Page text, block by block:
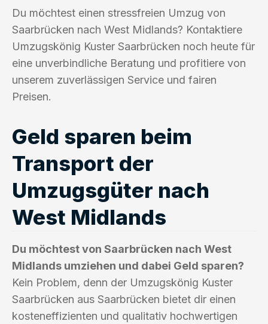
Du möchtest einen stressfreien Umzug von
Saarbrücken nach West Midlands? Kontaktiere
Umzugskönig Kuster Saarbrücken noch heute für
eine unverbindliche Beratung und profitiere von
unserem zuverlässigen Service und fairen
Preisen.
Geld sparen beim
Transport der
Umzugsgüter nach
West Midlands
Du möchtest von Saarbrücken nach West
Midlands umziehen und dabei Geld sparen?
Kein Problem, denn der Umzugskönig Kuster
Saarbrücken aus Saarbrücken bietet dir einen
kosteneffizienten und qualitativ hochwertigen